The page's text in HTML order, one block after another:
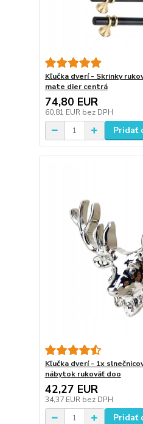
Kľučka dverí - Skrinky
mate dier centrá
74,80 EUR
60,81 EUR bez DPH
Pridať
Kľučka dverí - 1x
nábytok rukoväť doo
42,27 EUR
34,37 EUR bez DPH
Pridať